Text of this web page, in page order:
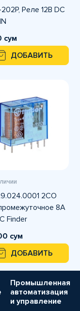
Реле 12В DC
сум
ДОБАВИТЬ
2CO
8А
Finder
сум
ДОБАВИТЬ
Промышленная
автоматизация
и управление